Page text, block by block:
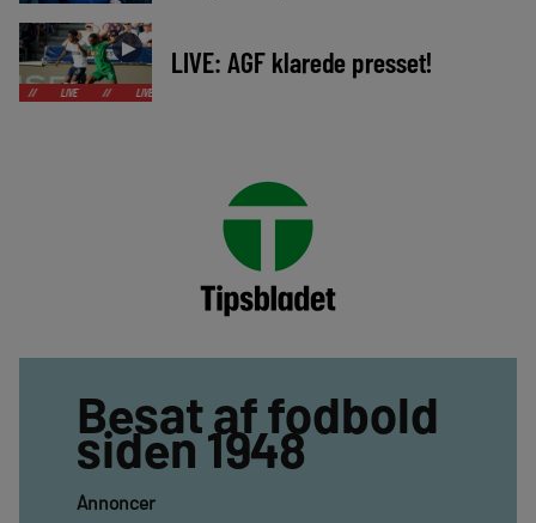
►
// LIVE // LIVE
LIVE: AGF klarede presset!
Besat af fodbold
siden 1948
Annoncer